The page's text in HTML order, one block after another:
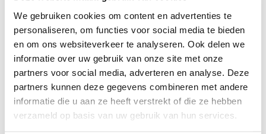
We gebruiken cookies om content en advertenties te
personaliseren, om functies voor social media te bieden
en om ons websiteverkeer te analyseren. Ook delen we
informatie over uw gebruik van onze site met onze
partners voor social media, adverteren en analyse. Deze
partners kunnen deze gegevens combineren met andere
informatie die u aan ze heeft verstrekt of die ze hebben
verzameld op basis van uw gebruik van hun services.
de spot binnen en buiten onder een overkapping gebruikt
kan worden. De spot is bestand tegen opspattend water,
maar niet tegen regen.
De LED spot heeft twee veertjes aan de zijdes om de spot
te bevestigen aan het plafond. De LED is compleet incl.
ingebouwde armatuur en LED driver.
84 lumen per Watt
Excl. stekker